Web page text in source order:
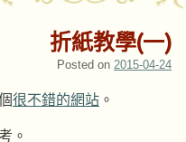
折紙教學(一)
Posted on 2015-04-24
很不錯的網站 。
。